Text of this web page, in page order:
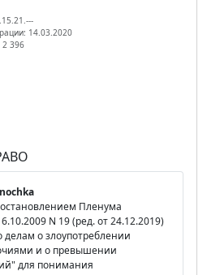
14.03.2020
396
Пленума
N 19 (ред. от 24.12.2019)
делам о злоупотреблении
и о превышении
для понимания